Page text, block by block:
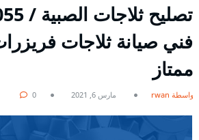
فني صيانة ثلاجات
ممتاز
بواسطة rwan مارس 6, 2021 0